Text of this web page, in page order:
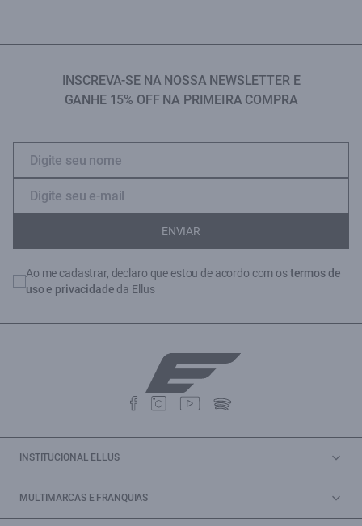
INSCREVA-SE NA NOSSA NEWSLETTER E
GANHE 15% OFF NA PRIMEIRA COMPRA
ENVIAR
Ao me cadastrar, declaro que estou de acordo com ostermos de
uso e privacidade da Ellus
INSTITUCIONAL ELLUS
MULTIMARCAS E FRANQUIAS